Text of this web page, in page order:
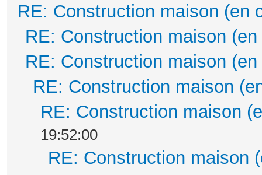
RE: Construction maison (en
RE: Construction maison
RE: Construction maison
RE: Construction maison
RE: Construction maison
19:52:00
RE: Construction maison